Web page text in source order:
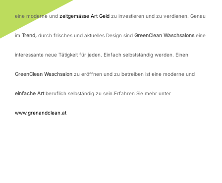
eine moderne und zeitgemässe Art Geld zu investieren und zu verdienen. Genau
im Trend, durch frisches und aktuelles Design sind GreenClean Waschsalons eine
interessante neue Tätigkeit für jeden. Einfach selbstständig werden. Einen
GreenClean Waschsalon zu eröffnen und zu betreiben ist eine moderne und
einfache Artberuflich selbständig zu sein.Erfahren Sie mehr unter
www.grenandclean.at